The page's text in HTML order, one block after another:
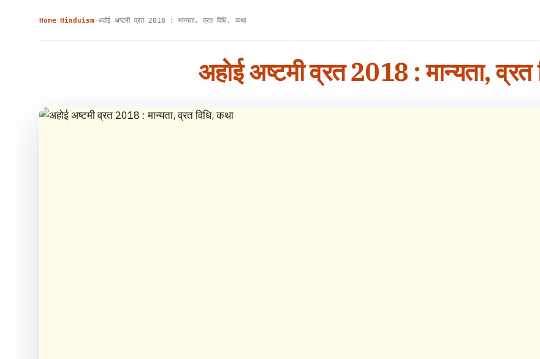
Home›Hinduism›अहोई अष्टमी व्रत 2018 : मान्यता, व्रत विधि, कथा
अहोई अष्टमी व्रत 2018 : मान्यता, व्रत